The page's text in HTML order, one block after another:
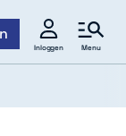
Inloggen Menu